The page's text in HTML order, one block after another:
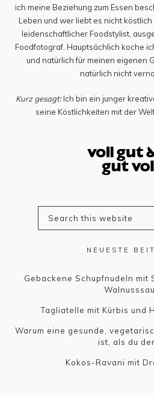
ich meine Beziehung zum Essen
Leben und wer liebt es nicht köstlich
leidenschaftlicher Foodstylist,
Foodfotograf. Hauptsächlich koche
und natürlich für meinen eigenen
natürlich nicht
Kurz gesagt:Ich bin ein junger
seine Köstlichkeiten mit der
NEUESTE
Gebackene Schupfnudeln mit
Tagliatelle mit Kürbis und
Warum eine gesunde,
ist, als du
Kokos-Ravani mit